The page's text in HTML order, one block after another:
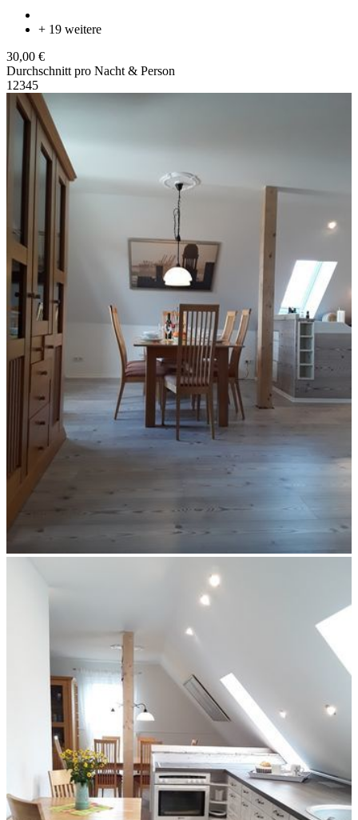
+ 19 weitere
30,00 €
Durchschnitt pro Nacht & Person
1 2345